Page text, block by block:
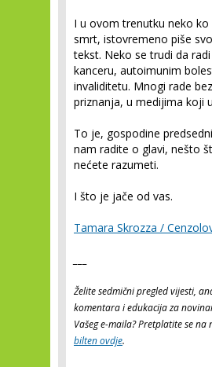
I u ovom trenutku neko ko
smrt, istovremeno piše
tekst. Neko se trudi da
kanceru, autoimunim
invaliditetu. Mnogi rade
priznanja, u medijima koji
To je, gospodine
nam radite o glavi, nešto
nećete razumeti.
I što je jače od vas.
Tamara Skrozza /
Želite sedmični pregled vijesti,
komentara i edukacija za
Vašeg e-maila? Pretplatite se na
bilten ovdje.